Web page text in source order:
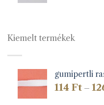
Kiemelt termékek
gumipertli
114 Ft –